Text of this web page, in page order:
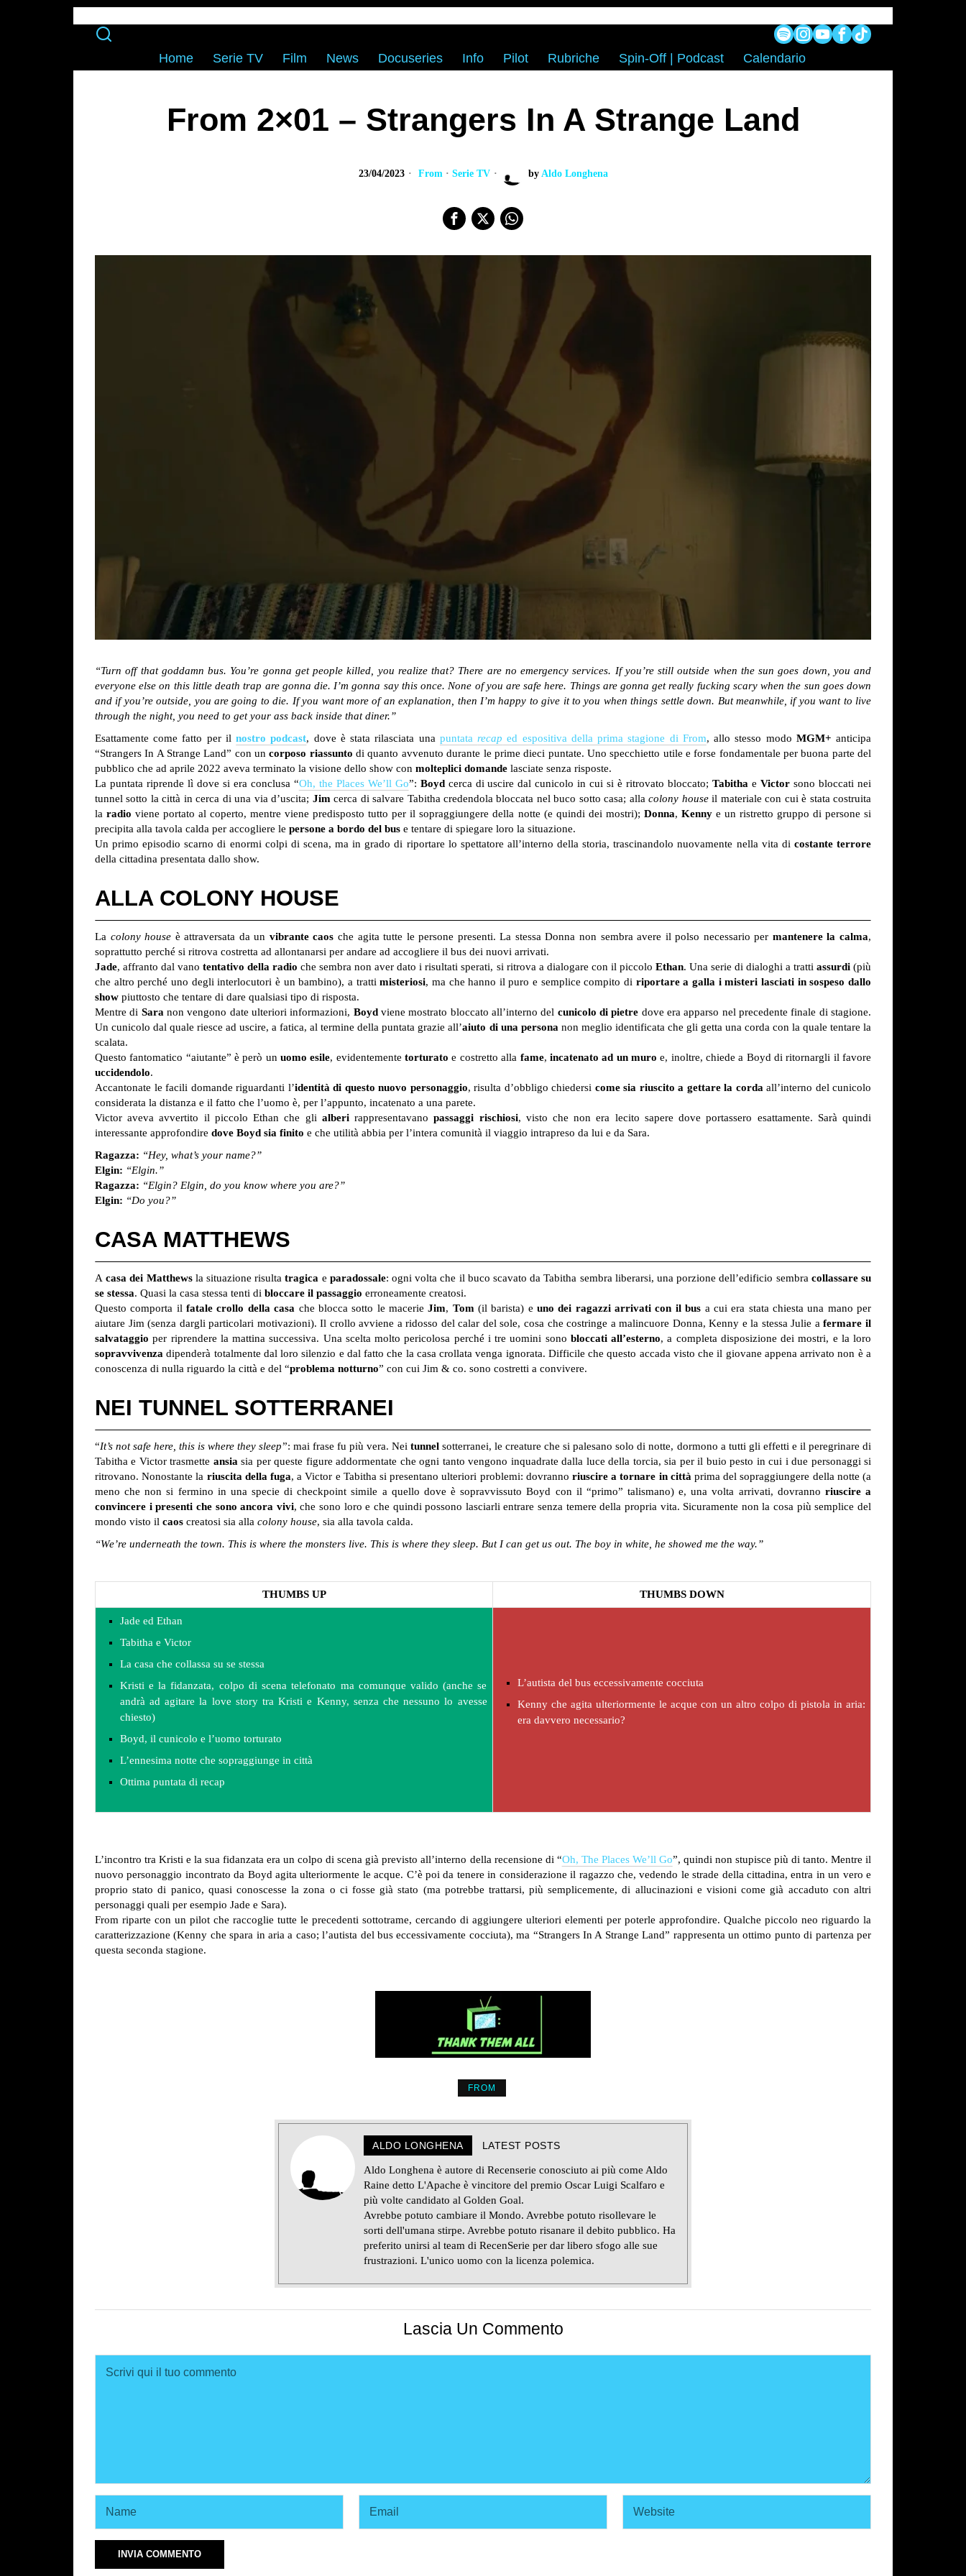
Home Serie TV Film News Docuseries Info Pilot Rubriche Spin-Off | Podcast Calendario
From 2×01 – Strangers In A Strange Land
23/04/2023 From · Serie TV by Aldo Longhena
“Turn off that goddamn bus. You’re gonna get people killed, you realize that? There are no emergency services. If you’re still outside when the sun goes down, you and
everyone else on this little death trap are gonna die. I’m gonna say this once. None of you are safe here. Things are gonna get really fucking scary when the sun goes down
and if you’re outside, you are going to die. If you want more of an explanation, then I’m happy to give it to you when things settle down. But meanwhile, if you want to live
through the night, you need to get your ass back inside that diner.”
Esattamente come fatto per ilnostro podcast, dove è stata rilasciata una puntatarecap ed espositiva della prima stagione di From, allo stesso modo MGM+ anticipa
“Strangers In A Strange Land” con uncorposo riassunto di quanto avvenuto durante le prime dieci puntate. Uno specchietto utile e forse fondamentale per buona parte del
pubblico che ad aprile 2022 aveva terminato la visione dello show con molteplici domande lasciate senza risposte.
La puntata riprende lì dove si era conclusa “Oh, the Places We’ll Go”: Boydcerca di uscire dal cunicolo in cui si è ritrovato bloccato;Tabitha eVictor sono bloccati nei
tunnel sotto la città in cerca di una via d’uscita; Jimcerca di salvare Tabitha credendola bloccata nel buco sotto casa; allacolony houseil materiale con cui è stata costruita
laradio viene portato al coperto, mentre viene predisposto tutto per il sopraggiungere della notte (e quindi dei mostri); Donna, Kennye un ristretto gruppo di persone si
precipita alla tavola calda per accogliere le persone a bordo del bus e tentare di spiegare loro la situazione.
Un primo episodio scarno di enormi colpi di scena, ma in grado di riportare lo spettatore all’interno della storia, trascinandolo nuovamente nella vita di costante terrore
della cittadina presentata dallo show.
ALLA COLONY HOUSE
La colony house è attraversata da un vibrante caos che agita tutte le persone presenti. La stessa Donna non sembra avere il polso necessario per mantenere la calma,
soprattutto perché si ritrova costretta ad allontanarsi per andare ad accogliere il bus dei nuovi arrivati.
Jade, affranto dal vanotentativo della radio che sembra non aver dato i risultati sperati, si ritrova a dialogare con il piccolo Ethan. Una serie di dialoghi a tratti assurdi (più
che altro perché uno degli interlocutori è un bambino), a trattimisteriosi, ma che hanno il puro e semplice compito di riportare a galla i misteri lasciati in sospeso dallo
show piuttosto che tentare di dare qualsiasi tipo di risposta.
Mentre di Saranon vengono date ulteriori informazioni, Boydviene mostrato bloccato all’interno del cunicolo di pietre dove era apparso nel precedente finale di stagione.
Un cunicolo dal quale riesce ad uscire, a fatica, al termine della puntata grazie all’aiuto di una personanon meglio identificata che gli getta una corda con la quale tentare la
scalata.
Questo fantomatico “aiutante” è però unuomo esile, evidentementetorturato e costretto alla fame, incatenato ad un muro e, inoltre, chiede a Boyd di ritornargli il favore
uccidendolo.
Accantonate le facili domande riguardanti l’identità di questo nuovo personaggio, risulta d’obbligo chiedersi come sia riuscito a gettare la cordaall’interno del cunicolo
considerata la distanza e il fatto che l’uomo è, per l’appunto, incatenato a una parete.
Victor aveva avvertito il piccolo Ethan che gli alberirappresentavanopassaggi rischiosi, visto che non era lecito sapere dove portassero esattamente. Sarà quindi
interessante approfondire dove Boyd sia finito e che utilità abbia per l’intera comunità il viaggio intrapreso da lui e da Sara.
Ragazza: “Hey, what’s your name?”
Elgin: “Elgin.”
Ragazza: “Elgin? Elgin, do you know where you are?”
Elgin: “Do you?”
CASA MATTHEWS
A casa dei Matthewsla situazione risultatragica e paradossale: ogni volta che il buco scavato da Tabitha sembra liberarsi, una porzione dell’edificio sembra collassare su
se stessa. Quasi la casa stessa tenti di bloccare il passaggio erroneamente creatosi.
Questo comporta ilfatale crollo della casa che blocca sotto le macerieJim, Tom(il barista) euno dei ragazzi arrivati con il bus a cui era stata chiesta una mano per
aiutare Jim (senza dargli particolari motivazioni). Il crollo avviene a ridosso del calar del sole, cosa che costringe a malincuore Donna, Kenny e la stessa Julie afermare il
salvataggio per riprendere la mattina successiva. Una scelta molto pericolosa perché i tre uomini sono bloccati all’esterno, a completa disposizione dei mostri, e la loro
sopravvivenza dipenderà totalmente dal loro silenzio e dal fatto che la casa crollata venga ignorata. Difficile che questo accada visto che il giovane appena arrivato non è a
conoscenza di nulla riguardo la città e del “problema notturno” con cui Jim & co. sono costretti a convivere.
NEI TUNNEL SOTTERRANEI
“It’s not safe here, this is where they sleep”: mai frase fu più vera. Nei tunnelsotterranei, le creature che si palesano solo di notte, dormono a tutti gli effetti e il peregrinare di
Tabitha e Victor trasmette ansiasia per queste figure addormentate che ogni tanto vengono inquadrate dalla luce della torcia, sia per il buio pesto in cui i due personaggi si
ritrovano. Nonostante la riuscita della fuga, a Victor e Tabitha si presentano ulteriori problemi: dovranno riuscire a tornare in cittàprima del sopraggiungere della notte (a
meno che non si fermino in una specie di checkpoint simile a quello dove è sopravvissuto Boyd con il “primo” talismano) e, una volta arrivati, dovranno riuscire a
convincere i presenti che sono ancora vivi, che sono loro e che quindi possono lasciarli entrare senza temere della propria vita. Sicuramente non la cosa più semplice del
mondo visto il caos creatosi sia alla colony house, sia alla tavola calda.
“We’re underneath the town. This is where the monsters live. This is where they sleep. But I can get us out. The boy in white, he showed me the way.”
THUMBS UP THUMBS DOWN
Jade ed Ethan
Tabitha e Victor
La casa che collassa su se stessa
Kristi e la fidanzata, colpo di scena telefonato ma comunque valido (anche se
andrà ad agitare la love story tra Kristi e Kenny, senza che nessuno lo avesse
chiesto)
Boyd, il cunicolo e l’uomo torturato
L’ennesima notte che sopraggiunge in città
Ottima puntata di recap
L’autista del bus eccessivamente cocciuta
Kenny che agita ulteriormente le acque con un altro colpo di pistola in aria:
era davvero necessario?
L’incontro tra Kristi e la sua fidanzata era un colpo di scena già previsto all’interno della recensione di “Oh, The Places We’ll Go”, quindi non stupisce più di tanto. Mentre il
nuovo personaggio incontrato da Boyd agita ulteriormente le acque. C’è poi da tenere in considerazione il ragazzo che, vedendo le strade della cittadina, entra in un vero e
proprio stato di panico, quasi conoscesse la zona o ci fosse già stato (ma potrebbe trattarsi, più semplicemente, di allucinazioni e visioni come già accaduto con altri
personaggi quali per esempio Jade e Sara).
From riparte con un pilot che raccoglie tutte le precedenti sottotrame, cercando di aggiungere ulteriori elementi per poterle approfondire. Qualche piccolo neo riguardo la
caratterizzazione (Kenny che spara in aria a caso; l’autista del bus eccessivamente cocciuta), ma “Strangers In A Strange Land” rappresenta un ottimo punto di partenza per
questa seconda stagione.
FROM
ALDO LONGHENA LATEST POSTS
Aldo Longhena è autore di Recenserie conosciuto ai più come Aldo
Raine detto L'Apache è vincitore del premio Oscar Luigi Scalfaro e
più volte candidato al Golden Goal.
Avrebbe potuto cambiare il Mondo. Avrebbe potuto risollevare le
sorti dell'umana stirpe. Avrebbe potuto risanare il debito pubblico. Ha
preferito unirsi al team di RecenSerie per dar libero sfogo alle sue
frustrazioni. L'unico uomo con la licenza polemica.
Lascia Un Commento